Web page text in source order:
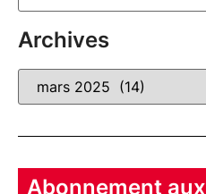
Archives
Abonnement aux